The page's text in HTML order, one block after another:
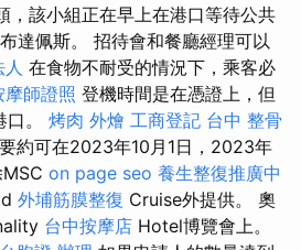
，該小組正在早上在港口等待公共
達佩斯。 招待會和餐廳經理可以
人 在食物不耐受的情況下，乘客必
摩師證照 登機時間是在憑證上，但
。 烤肉 外燴 工商登記 台中 整骨
約可在2023年10月1日，2023年
on page seo 養生整復推廣中
外埔筋膜整復 Cruise外提供。 奧
台中按摩店 Hotel博覽會上。